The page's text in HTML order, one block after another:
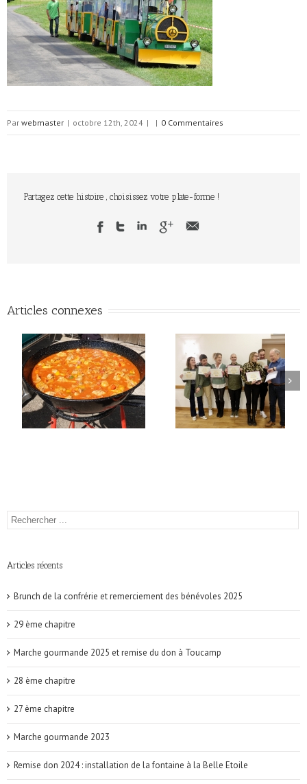
Par webmaster | octobre 12th, 2024 | | 0 Commentaires
Partagez cette histoire , choisissez votre plate-forme !
Articles connexes
Articles récents
Brunch de la confrérie et remerciement des bénévoles 2025
29 ème chapitre
Marche gourmande 2025 et remise du don à Toucamp
28 ème chapitre
27 ème chapitre
Marche gourmande 2023
Remise don 2024 : installation de la fontaine à la Belle Etoile